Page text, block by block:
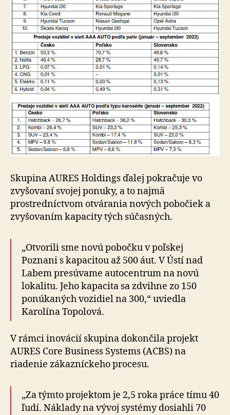
Skupina AURES Holdings ďalej pokračuje vo
zvyšovaní svojej ponuky, a to najmä
prostredníctvom otvárania nových pobočiek a
zvyšovaním kapacity tých súčasných.
„Otvorili sme novú pobočku v poľskej
Poznani s kapacitou až 500 áut. V Ústí nad
Labem presúvame autocentrum na novú
lokalitu. Jeho kapacita sa zdvihne zo 150
ponúkaných vozidiel na 300,“ uviedla
Karolína Topolová.
V rámci inovácií skupina dokončila projekt
AURES Core Business Systems (ACBS) na
riadenie zákazníckeho procesu.
„Za týmto projektom je 2,5 roka práce tímu 40
ľudí. Náklady na vývoj systémy dosiahli 70